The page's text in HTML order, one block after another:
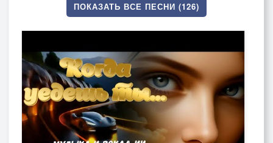
ПОКАЗАТЬ ВСЕ ПЕСНИ (126)